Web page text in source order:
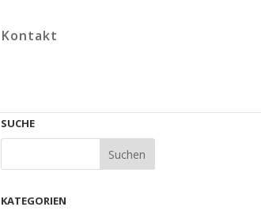
Kontakt
SUCHE
KATEGORIEN